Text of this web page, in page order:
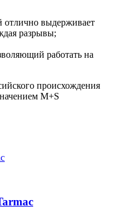
выдерживает
разрывы;
работать на
происхождения
M+S